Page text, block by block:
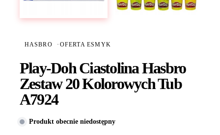
HASBRO · OFERTA ESMYK
Play-Doh Ciastolina Hasbro
Zestaw 20 Kolorowych Tub
A7924
Produkt obecnie niedostępny